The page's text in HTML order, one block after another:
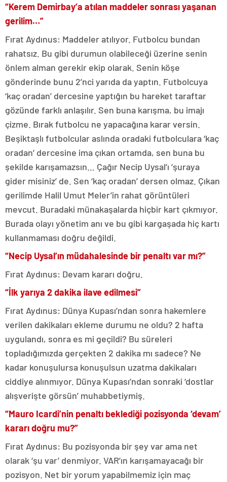
“Kerem Demirbay’a atılan maddeler sonrası yaşanan
gerilim…”
Fırat Aydınus: Maddeler atılıyor. Futbolcu bundan
rahatsız. Bu gibi durumun olabileceği üzerine senin
önlem alman gerekir ekip olarak. Senin köşe
gönderinde bunu 2’nci yarıda da yaptın. Futbolcuya
‘kaç oradan’ dercesine yaptığın bu hareket taraftar
gözünde farklı anlaşılır. Sen buna karışma, bu imajı
çizme. Bırak futbolcu ne yapacağına karar versin.
Beşiktaşlı futbolcular aslında oradaki futbolculara ‘kaç
oradan’ dercesine ima çıkan ortamda, sen buna bu
şekilde karışamazsın… Çağır Necip Uysal’ı ‘şuraya
gider misiniz’ de. Sen ‘kaç oradan’ dersen olmaz. Çıkan
gerilimde Halil Umut Meler’in rahat görüntüleri
mevcut. Buradaki münakaşalarda hiçbir kart çıkmıyor.
Burada olayı yönetim anı ve bu gibi kargaşada hiç kartı
kullanmaması doğru değildi.
“Necip Uysal’ın müdahalesinde bir penaltı var mı?”
Fırat Aydınus: Devam kararı doğru.
“İlk yarıya 2 dakika ilave edilmesi”
Fırat Aydınus: Dünya Kupası’ndan sonra hakemlere
verilen dakikaları ekleme durumu ne oldu? 2 hafta
uygulandı, sonra es mi geçildi? Bu süreleri
topladığımızda gerçekten 2 dakika mı sadece? Ne
kadar konuşulursa konuşulsun uzatma dakikaları
ciddiye alınmıyor. Dünya Kupası’ndan sonraki ‘dostlar
alışverişte görsün’ muhabbetiymiş.
“Mauro Icardi’nin penaltı beklediği pozisyonda ‘devam’
kararı doğru mu?”
Fırat Aydınus: Bu pozisyonda bir şey var ama net
olarak ‘şu var’ denmiyor. VAR’ın karışamayacağı bir
pozisyon. Net bir yorum yapabilmemiz için maç